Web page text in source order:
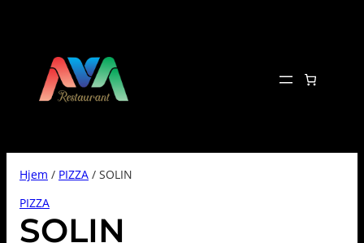
Hjem / PIZZA / SOLIN
PIZZA
SOLIN